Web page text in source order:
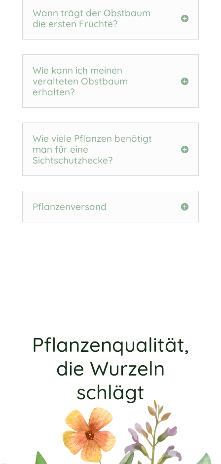
Wann trägt der Obstbaum
die ersten Früchte?
Wie kann ich meinen
veralteten Obstbaum
erhalten?
Wie viele Pflanzen benötigt
man für eine
Sichtschutzhecke?
Pflanzenversand
Pflanzenqualität,
die Wurzeln
schlägt